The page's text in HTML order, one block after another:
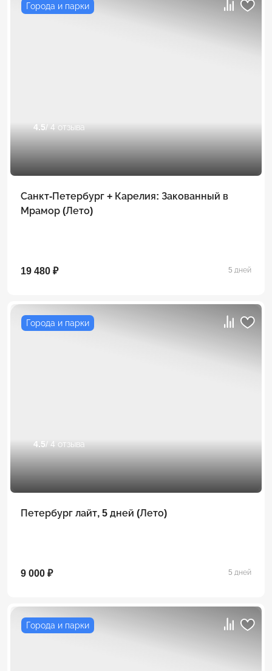
Города и парки
4.5/ 4 отзыва
Санкт-Петербург + Карелия: Закованный в
Мрамор (Лето)
19 480 ₽ 5 дней
Города и парки
4.5/ 4 отзыва
Петербург лайт, 5 дней (Лето)
9 000 ₽ 5 дней
Города и парки